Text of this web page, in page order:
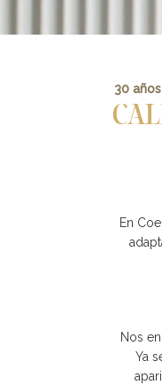
30
En
Nos
Ya